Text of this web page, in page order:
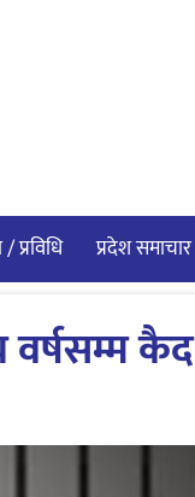
/ प्रविधि प्रदेश समाचार
वर्षसम्म कैद